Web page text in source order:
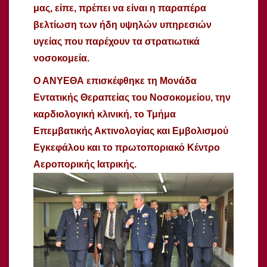
μας, είπε, πρέπει να είναι η παραπέρα
βελτίωση των ήδη υψηλών υπηρεσιών
υγείας που παρέχουν τα στρατιωτικά
νοσοκομεία.
Ο ΑΝΥΕΘΑ επισκέφθηκε τη Μονάδα
Εντατικής Θεραπείας του Νοσοκομείου, την
καρδιολογική κλινική, το Τμήμα
Επεμβατικής Ακτινολογίας και Εμβολισμού
Εγκεφάλου και το πρωτοποριακό Κέντρο
Αεροπορικής Ιατρικής.